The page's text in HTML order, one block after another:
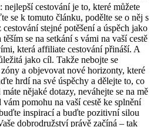
nejlepší cestování je to, které můžete
se k tomuto článku, podělte se o něj s
stejné potěšení a úspěch jako
se na setkání s vámi na vaší cestě
která affiliate cestování přináší. A
jako cíl. Takže nebojte se
a objevovat nové horizonty, které
hrdí na své úspěchy a dělejte to, co
nějaké dotazy, neváhejte se na mě
pomohu na vaší cestě ke splnění
inspirací a buďte pozitivní silou
dobrodružství právě začíná – tak